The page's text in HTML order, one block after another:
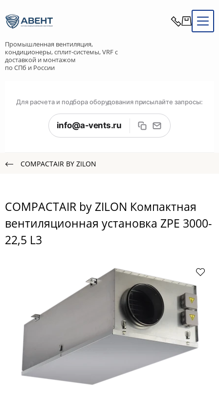
Промышленная вентиляция,
кондиционеры, сплит-системы, VRF с
доставкой и монтажом
по СПб и России
Для расчета и подбора оборудования присылайте запросы:
info@a-vents.ru
COMPACTAIR BY ZILON
COMPACTAIR by ZILON Компактная
вентиляционная установка ZPE 3000-
22,5 L3